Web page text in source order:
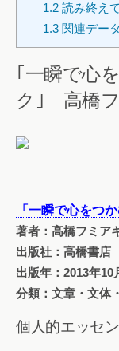
1.2読み終えて
1.3関連データ
｢一瞬で心
ク｣ 高橋
「一瞬で心をつ
著者：高橋フミア
出版社：高橋書店
出版年：2013年10
分類：文章・文体
個人的エッセ